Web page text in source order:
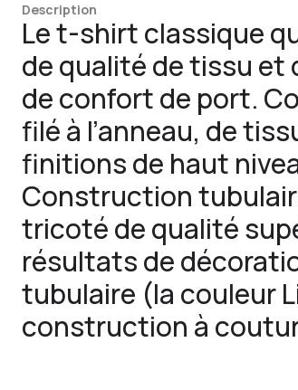
Description
Le t-shirt classique
de qualité de tissu
de confort de port.
filé à l’anneau, de
finitions de haut
Construction
tricoté de qualité
résultats de
tubulaire (la couleur
construction à